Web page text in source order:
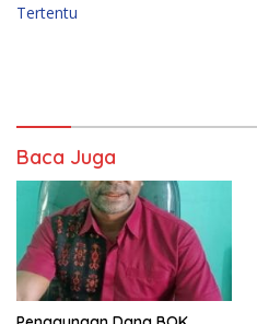
Tertentu
Baca Juga